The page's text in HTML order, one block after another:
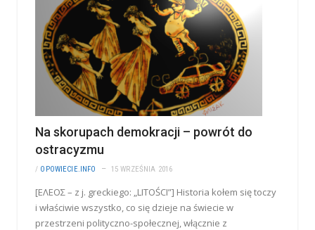
Na skorupach demokracji – powrót do
ostracyzmu
/ OPOWIECIE.INFO 15 WRZEŚNIA 2016
[ΕΛΕΟΣ – z j. greckiego: „LITOŚCI”] Historia kołem się toczy
i właściwie wszystko, co się dzieje na świecie w
przestrzeni polityczno-społecznej, włącznie z